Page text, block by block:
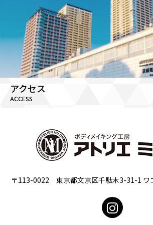
アクセス
ACCESS
〒113-0022 東京都文京区千駄木3-31-1 ワ